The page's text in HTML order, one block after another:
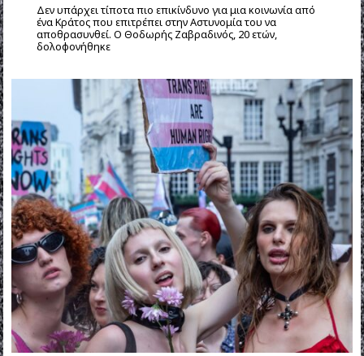
Δεν υπάρχει τίποτα πιο επικίνδυνο για μια κοινωνία από
ένα Κράτος που επιτρέπει στην Αστυνομία του να
αποθρασυνθεί. Ο Θοδωρής Ζαβραδινός, 20 ετών,
δολοφονήθηκε